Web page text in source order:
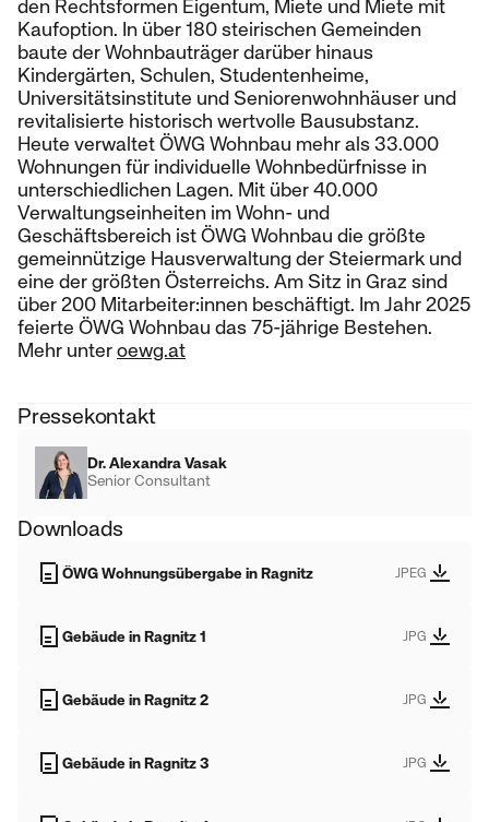
den Rechtsformen Eigentum, Miete und Miete mit
Kaufoption. In über 180 steirischen Gemeinden
baute der Wohnbauträger darüber hinaus
Kindergärten, Schulen, Studentenheime,
Universitätsinstitute und Seniorenwohnhäuser und
revitalisierte historisch wertvolle Bausubstanz.
Heute verwaltet ÖWG Wohnbau mehr als 33.000
Wohnungen für individuelle Wohnbedürfnisse in
unterschiedlichen Lagen. Mit über 40.000
Verwaltungseinheiten im Wohn- und
Geschäftsbereich ist ÖWG Wohnbau die größte
gemeinnützige Hausverwaltung der Steiermark und
eine der größten Österreichs. Am Sitz in Graz sind
über 200 Mitarbeiter:innen beschäftigt. Im Jahr 2025
feierte ÖWG Wohnbau das 75-jährige Bestehen.
Mehr unteroewg.at
Pressekontakt
Dr. Alexandra Vasak
Senior Consultant
Downloads
ÖWG Wohnungsübergabe in Ragnitz JPEG
Gebäude in Ragnitz 1 JPG
Gebäude in Ragnitz 2 JPG
Gebäude in Ragnitz 3 JPG